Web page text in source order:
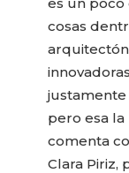
cosas
justamente
pero esa la
comenta
Clara Piriz,